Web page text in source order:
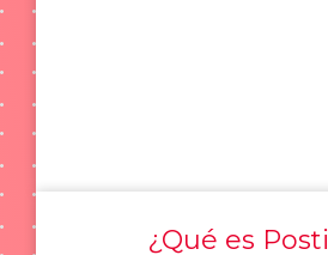
¿Qué es